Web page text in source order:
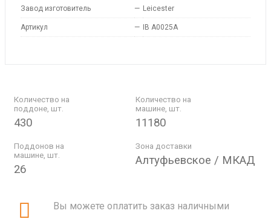
Завод изготовитель — Leicester
Артикул — IB A0025A
Количество на
поддоне, шт.
430
Количество на
машине, шт.
11180
Поддонов на
машине, шт.
26
Зона доставки
Алтуфьевское / МКАД
Вы можете оплатить заказ наличными